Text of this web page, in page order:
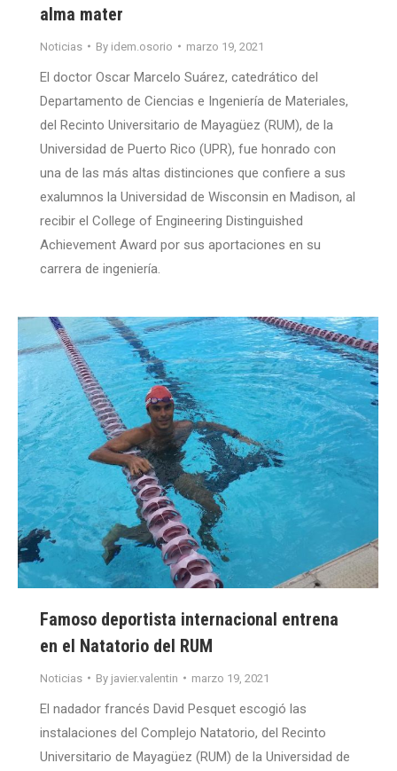
alma mater
Noticias By idem.osorio marzo 19, 2021
El doctor Oscar Marcelo Suárez, catedrático del
Departamento de Ciencias e Ingeniería de Materiales,
del Recinto Universitario de Mayagüez (RUM), de la
Universidad de Puerto Rico (UPR), fue honrado con
una de las más altas distinciones que confiere a sus
exalumnos la Universidad de Wisconsin en Madison, al
recibir el College of Engineering Distinguished
Achievement Award por sus aportaciones en su
carrera de ingeniería.
Famoso deportista internacional entrena
en el Natatorio del RUM
Noticias By javier.valentin marzo 19, 2021
El nadador francés David Pesquet escogió las
instalaciones del Complejo Natatorio, del Recinto
Universitario de Mayagüez (RUM) de la Universidad de